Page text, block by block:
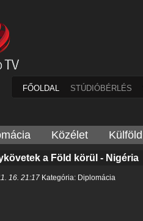
FŐOLDAL STÚDIÓBÉRLÉS
Közélet Külföld
a Föld körül - Nigéria
16. 21:17 Kategória: Diplomácia